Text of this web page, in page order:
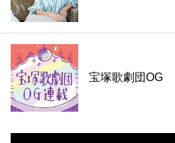
宝塚歌劇団OG